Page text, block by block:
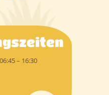
– 16:30